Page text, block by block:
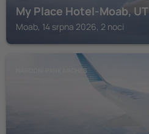
My Place Hotel-Moab, UT
Moab, 14 srpna 2026, 2 noci
NÁRODNÍ PARK ARCHES